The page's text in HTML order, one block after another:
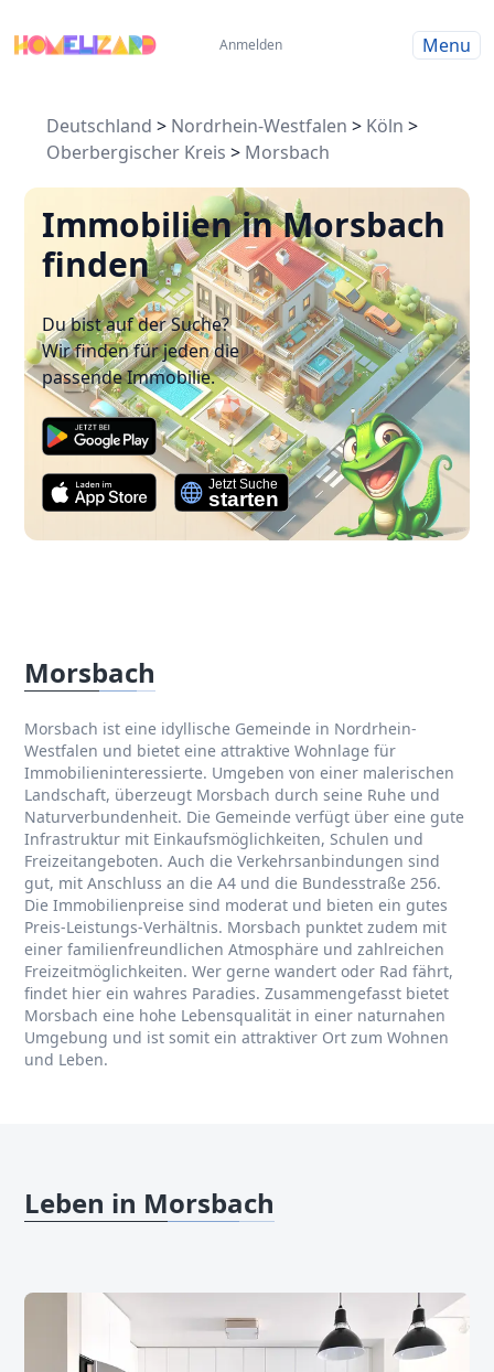
Anmelden Menu
Deutschland > Nordrhein-Westfalen > Köln >
Oberbergischer Kreis > Morsbach
Immobilien in Morsbach
finden
Du bist auf der Suche?
Wir finden für jeden die
passende Immobilie.
Morsbach
Morsbach ist eine idyllische Gemeinde in Nordrhein-
Westfalen und bietet eine attraktive Wohnlage für
Immobilieninteressierte. Umgeben von einer malerischen
Landschaft, überzeugt Morsbach durch seine Ruhe und
Naturverbundenheit. Die Gemeinde verfügt über eine gute
Infrastruktur mit Einkaufsmöglichkeiten, Schulen und
Freizeitangeboten. Auch die Verkehrsanbindungen sind
gut, mit Anschluss an die A4 und die Bundesstraße 256.
Die Immobilienpreise sind moderat und bieten ein gutes
Preis-Leistungs-Verhältnis. Morsbach punktet zudem mit
einer familienfreundlichen Atmosphäre und zahlreichen
Freizeitmöglichkeiten. Wer gerne wandert oder Rad fährt,
findet hier ein wahres Paradies. Zusammengefasst bietet
Morsbach eine hohe Lebensqualität in einer naturnahen
Umgebung und ist somit ein attraktiver Ort zum Wohnen
und Leben.
Leben in Morsbach